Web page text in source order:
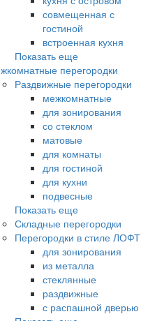
совмещенная с
гостиной
встроенная кухня
Показать еще
перегородки
Раздвижные перегородки
межкомнатные
для зонирования
со стеклом
матовые
для комнаты
для гостиной
для кухни
подвесные
Показать еще
Складные перегородки
Перегородки в стиле ЛОФТ
для зонирования
из металла
стеклянные
раздвижные
с распашной дверью